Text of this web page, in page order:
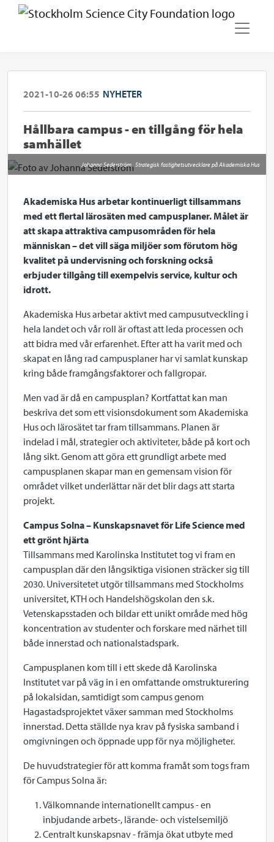
2021-10-26 06:55 NYHETER
Hållbara campus - en tillgång för hela
samhället
Johanna Sederström, Strategisk fastighetsutvecklare på Akademiska Hus
Akademiska Hus arbetar kontinuerligt tillsammans
med ett flertal lärosäten med campusplaner. Målet är
att skapa attraktiva campusområden för hela
människan – det vill säga miljöer som förutom hög
kvalitet på undervisning och forskning också
erbjuder tillgång till exempelvis service, kultur och
idrott.
Akademiska Hus arbetar aktivt med campusutveckling i
hela landet och vår roll är oftast att leda processen och
att bidra med vår erfarenhet. Efter att ha varit med och
skapat en lång rad campusplaner har vi samlat kunskap
kring både framgångsfaktorer och fallgropar.
Men vad är då en campusplan? Kortfattat kan man
beskriva det som ett visionsdokument som Akademiska
Hus och lärosätet tar fram tillsammans. Planen är
indelad i mål, strategier och aktiviteter, både på kort och
lång sikt. Genom att göra ett grundligt arbete med
campusplanen skapar man en gemensam vision för
området vilket underlättar när det blir dags att starta
projekt.
Campus Solna – Kunskapsnavet för Life Science med
ett grönt hjärta
Tillsammans med Karolinska Institutet tog vi fram en
campusplan där den långsiktiga visionen sträcker sig till
2030. Universitetet utgör tillsammans med Stockholms
universitet, KTH och Handelshögskolan den s.k.
Vetenskapsstaden och bildar ett unikt område med hög
koncentration av studenter och forskare med närhet till
både innerstad och nationalstadspark.
Campusplanen kom till i ett skede då Karolinska
Institutet var på väg in i en omfattande omstrukturering
på lokalsidan, samtidigt som campus genom
Hagastadsprojektet växer samman med Stockholms
innerstad. Detta ställde nya krav på fysiska samband i
omgivningen och öppnade upp för nya möjligheter.
De huvudstrategier för att komma framåt som togs fram
för Campus Solna är:
Välkomnande internationellt campus - en
inbjudande arbets-, lärande- och vistelsemiljö
Centralt kunskapsnav - främja ökat utbyte med